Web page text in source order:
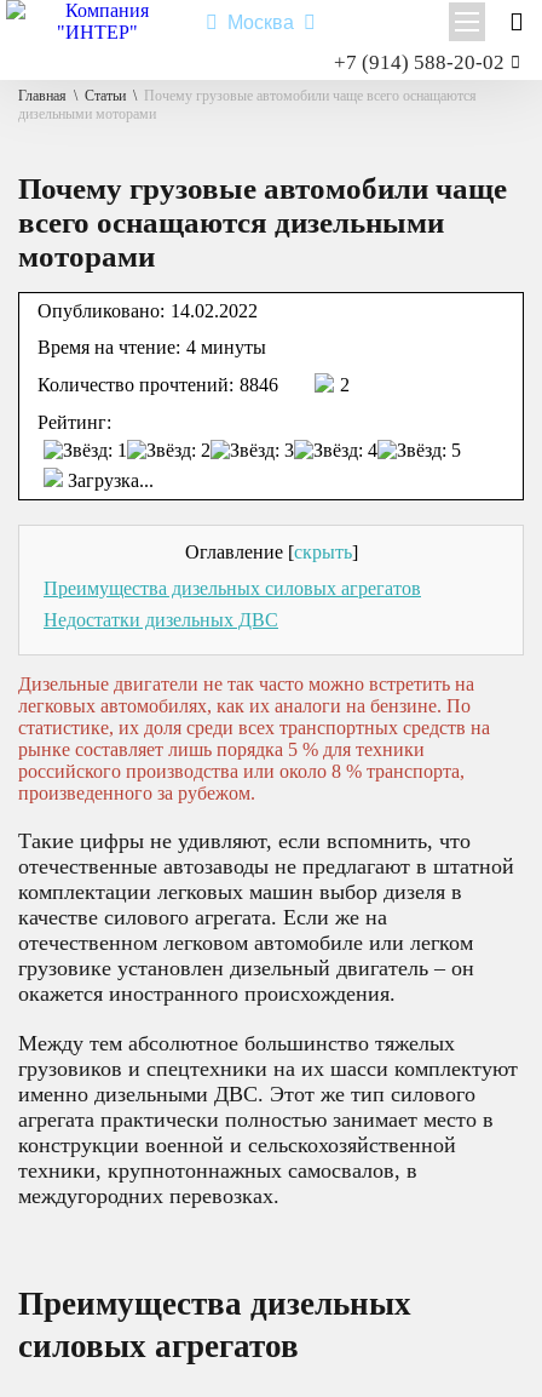
Москва
+7 (914) 588-20-02
Shacman X3000
Самосвал
Шасси
Shacman X6000
Типы:самосвал
Назначение: для перевозки сыпучих грузов; для перевозки
посредством полуприцепной техники грузов и оборудования;
для установки на грузовую платформу различного
Главная \ Статьи \
Почему грузовые автомобили чаще всего оснащаются
дизельными моторами
Почему грузовые автомобили чаще
всего оснащаются дизельными
моторами
Опубликовано: 14.02.2022
Время на чтение: 4 минуты
Количество прочтений: 8846
2
Рейтинг:
Загрузка...
Оглавление [скрыть]
Преимущества дизельных силовых агрегатов
Недостатки дизельных ДВС
Дизельные двигатели не так часто можно встретить на
легковых автомобилях, как их аналоги на бензине. По
статистике, их доля среди всех транспортных средств на
рынке составляет лишь порядка 5 % для техники
российского производства или около 8 % транспорта,
произведенного за рубежом.
Такие цифры не удивляют, если вспомнить, что
отечественные автозаводы не предлагают в штатной
комплектации легковых машин выбор дизеля в
качестве силового агрегата. Если же на
отечественном легковом автомобиле или легком
грузовике установлен дизельный двигатель – он
окажется иностранного происхождения.
Между тем абсолютное большинство тяжелых
грузовиков и спецтехники на их шасси комплектуют
именно дизельными ДВС. Этот же тип силового
агрегата практически полностью занимает место в
конструкции военной и сельскохозяйственной
техники, крупнотоннажных самосвалов, в
междугородних перевозках.
Преимущества дизельных
силовых агрегатов